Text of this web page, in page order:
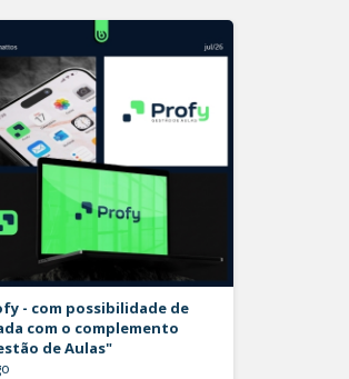
- com possibilidade de
com o complemento
de Aulas"